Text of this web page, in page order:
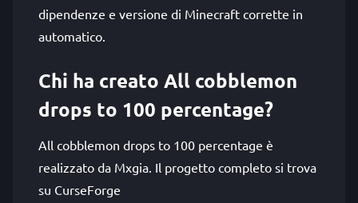
dipendenze e versione di Minecraft corrette in
automatico.
Chi ha creato All cobblemon
drops to 100 percentage?
All cobblemon drops to 100 percentage è
realizzato da Mxgia. Il progetto completo si trova
su CurseForge